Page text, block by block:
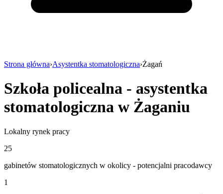
Strona główna›Asystentka stomatologiczna›Żagań
Szkoła policealna - asystentka
stomatologiczna w Żaganiu
Lokalny rynek pracy
25
gabinetów stomatologicznych w okolicy - potencjalni pracodawcy
1